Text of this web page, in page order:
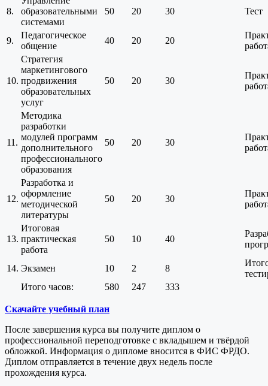
8.
образовательными
системами
50 20 30 Тест
9.
Педагогическое
общение
40 20 20
10.
Стратегия
маркетингового
продвижения
образовательных
услуг
50 20 30
11.
Методика
разработки
модулей программ
дополнительного
профессионального
образования
50 20 30
12.
Разработка и
оформление
методической
литературы
50 20 30
13.
Итоговая
практическая
работа
50 10 40
14. Экзамен 10 2 8
Итого часов:
580 247 333
Скачайте учебный план
После завершения курса вы получите диплом о
профессиональной переподготовке с вкладышем и твёрдой
обложкой. Информация о дипломе вносится в ФИС ФРДО.
Диплом отправляется в течение двух недель после
прохождения курса.